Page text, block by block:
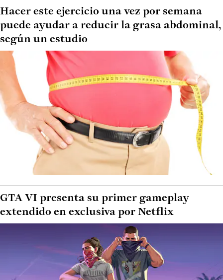
Hacer este ejercicio una vez por semana
puede ayudar a reducir la grasa abdominal,
según un estudio
GTA VI presenta su primer gameplay
extendido en exclusiva por Netflix